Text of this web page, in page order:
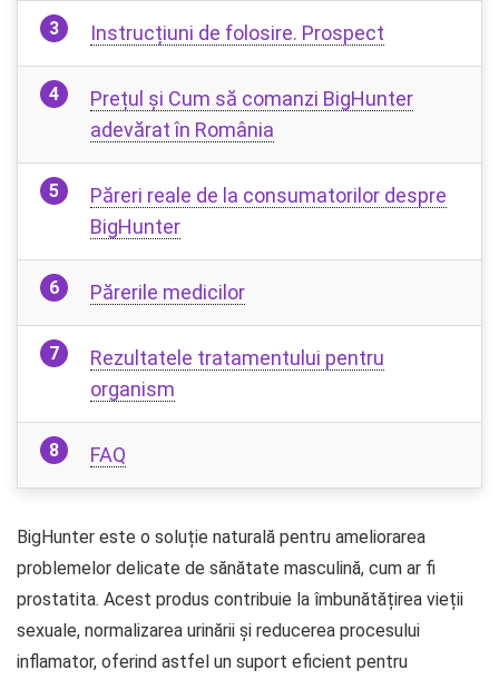
Instrucțiuni de folosire. Prospect
Prețul și Cum să comanzi BigHunter
adevărat în România
Păreri reale de la consumatorilor despre
BigHunter
Părerile medicilor
Rezultatele tratamentului pentru
organism
FAQ
BigHunter este o soluție naturală pentru ameliorarea
problemelor delicate de sănătate masculină, cum ar fi
prostatita. Acest produs contribuie la îmbunătățirea vieții
sexuale, normalizarea urinării și reducerea procesului
inflamator, oferind astfel un suport eficient pentru